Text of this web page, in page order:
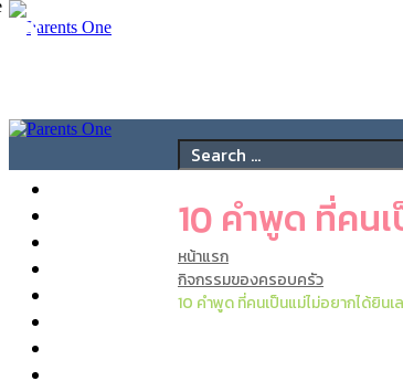
10 คำพูด ที่คน
หน้าแรก
กิจกรรมของครอบครัว
10 คำพูด ที่คนเป็นแม่ไม่อยากได้ยินเ